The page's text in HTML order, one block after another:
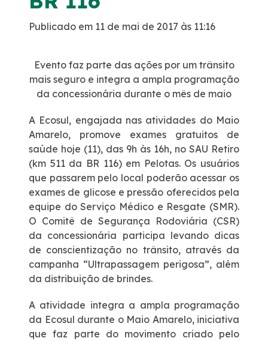
Sustentabilidade
Projetos Socioambientais
Certificações
Atendimento
Deficiente Auditivo e de Fala
Fale Conosco
Dúvidas
Fornecedores
Publicado em 11 de mai de 2017 às 11:16
Evento faz parte das ações por um trânsito
mais seguro e integra a ampla programação
da concessionária durante o mês de maio
A Ecosul, engajada nas atividades do Maio
Amarelo, promove exames gratuitos de
saúde hoje (11), das 9h às 16h, no SAU Retiro
(km 511 da BR 116) em Pelotas. Os usuários
que passarem pelo local poderão acessar os
exames de glicose e pressão oferecidos pela
equipe do Serviço Médico e Resgate (SMR).
O Comitê de Segurança Rodoviária (CSR)
da concessionária participa levando dicas
de conscientização no trânsito, através da
campanha “Ultrapassagem perigosa”, além
da distribuição de brindes.
A atividade integra a ampla programação
da Ecosul durante o Maio Amarelo, iniciativa
que faz parte do movimento criado pelo